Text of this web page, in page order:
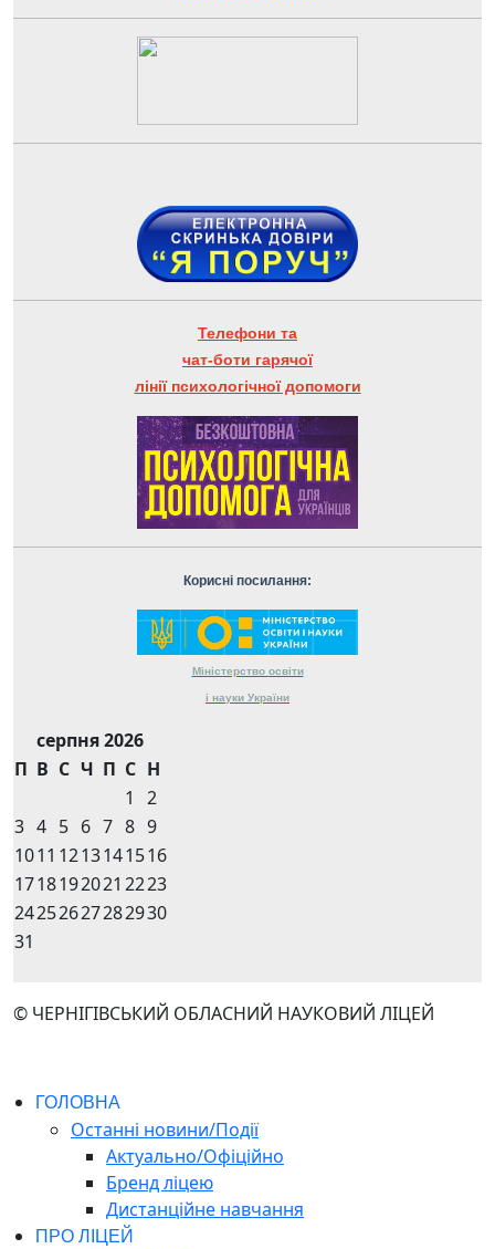
Телефони та
чат-боти гарячої
лінії психологічної допомоги
Корисні посилання:
Міністерство освіти
і науки України
серпня 2026
П В С Ч П С Н
1
2
3 4 5 6 7 8 9
1011 1213141516
1718192021 2223
24252627282930
31
© ЧЕРНІГІВСЬКИЙ ОБЛАСНИЙ НАУКОВИЙ ЛІЦЕЙ
ГОЛОВНА
Останні новини/Події
Актуально/Офіційно
Бренд ліцею
Дистанційне навчання
ПРО ЛІЦЕЙ